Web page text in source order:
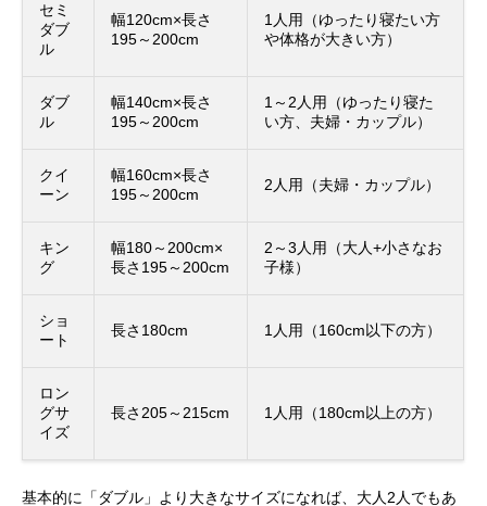
セミ
ダブ
ル
幅120cm×長さ
195～200cm
1人用（ゆったり寝たい方
や体格が大きい方）
ダブ
ル
幅140cm×長さ
195～200cm
1～2人用（ゆったり寝た
い方、夫婦・カップル）
クイ
ーン
幅160cm×長さ
195～200cm
2人用（夫婦・カップル）
キン
グ
幅180～200cm×
長さ195～200cm
2～3人用（大人+小さなお
子様）
ショ
ート
長さ180cm 1人用（160cm以下の方）
ロン
グサ
イズ
長さ205～215cm 1人用（180cm以上の方）
基本的に「ダブル」より大きなサイズになれば、大人2人でもあ